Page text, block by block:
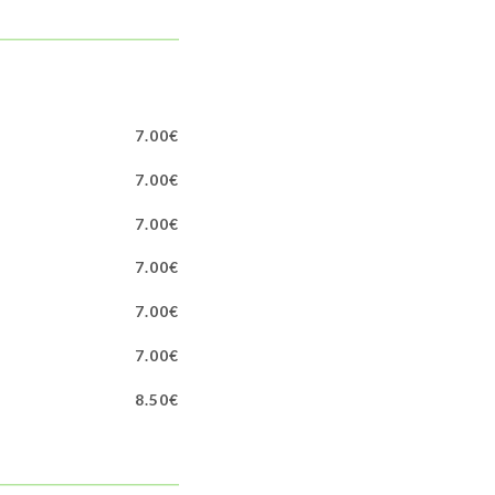
7.00€
7.00€
7.00€
7.00€
7.00€
7.00€
8.50€